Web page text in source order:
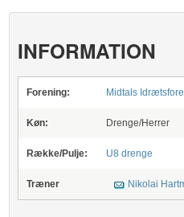
INFORMATION
Forening: Midtals
Køn: Drenge/Herrer
Række/Pulje: U8 drenge
Træner Nikolai